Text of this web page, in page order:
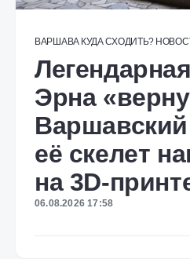
ВАРШАВА КУДА СХОДИТЬ?
Эрна
её скелет
на 3D-
06.08.2026 17:58